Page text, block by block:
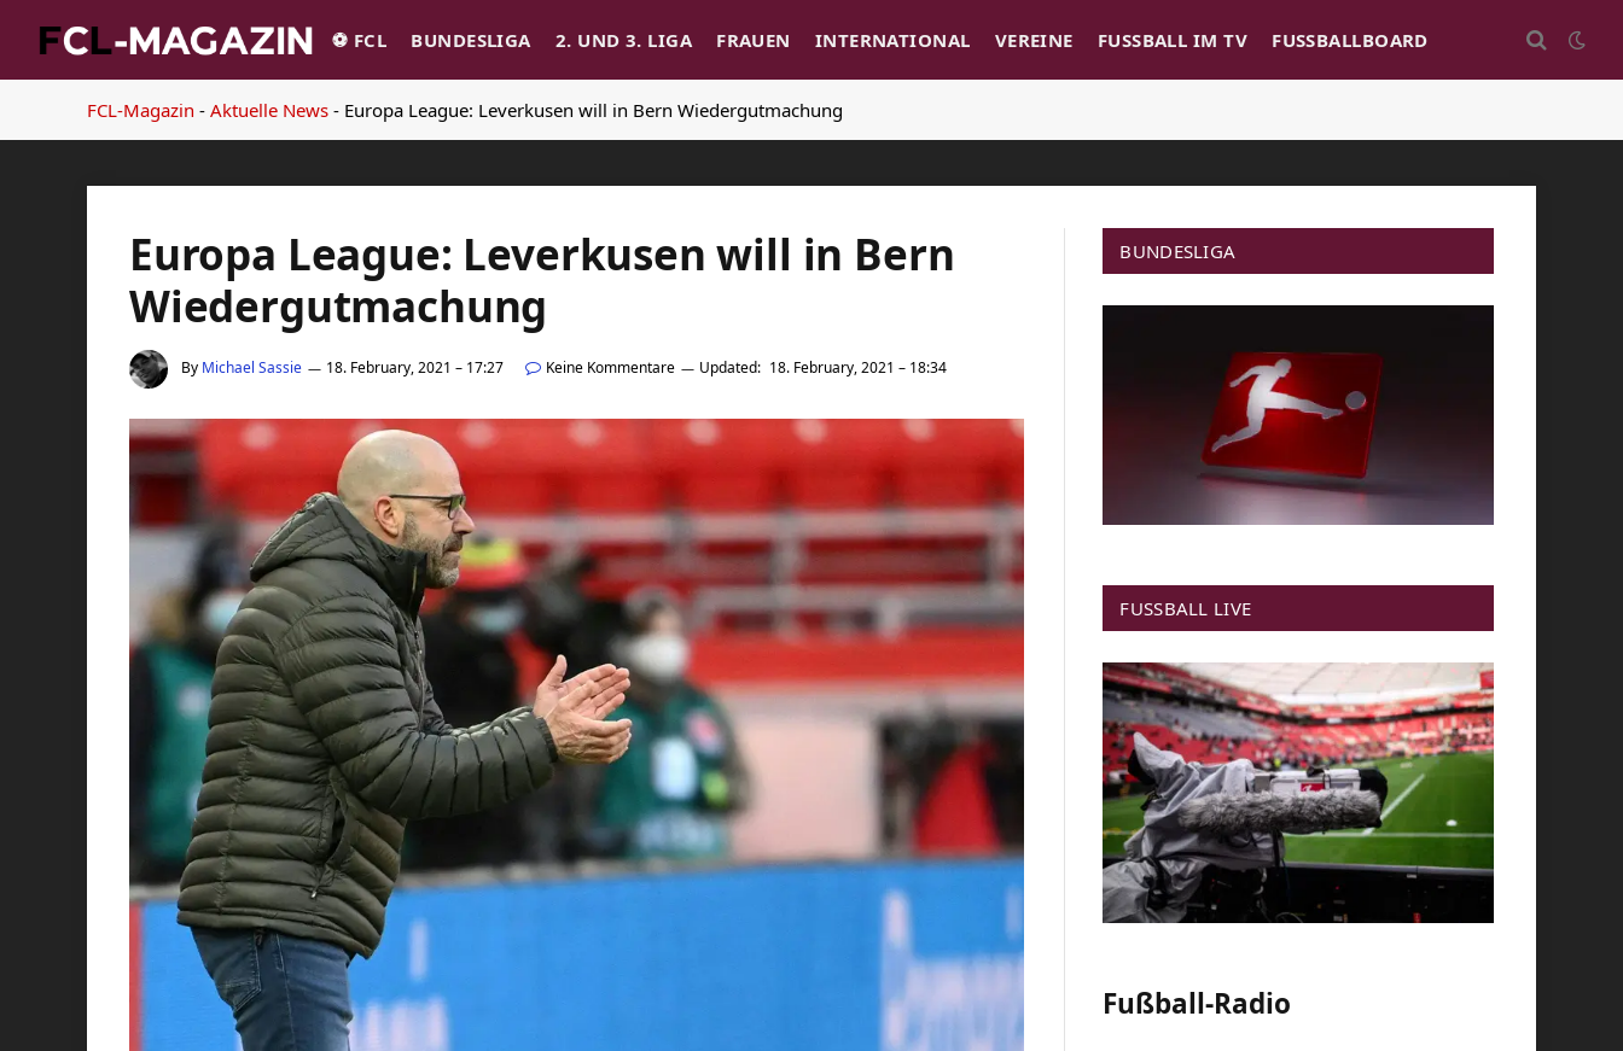
⚽️ FCL BUNDESLIGA 2. UND 3. LIGA FRAUEN INTERNATIONAL VEREINE FUSSBALL IM TV FUSSBALLBOARD
FCL-Magazin - Aktuelle News - Europa League: Leverkusen will in Bern Wiedergutmachung
Europa League: Leverkusen will in Bern
Wiedergutmachung
By Michael Sassie 18. February, 2021 – 17:27 Keine Kommentare Updated: 18. February, 2021 – 18:34
BUNDESLIGA
FUSSBALL LIVE
Fußball-Radio